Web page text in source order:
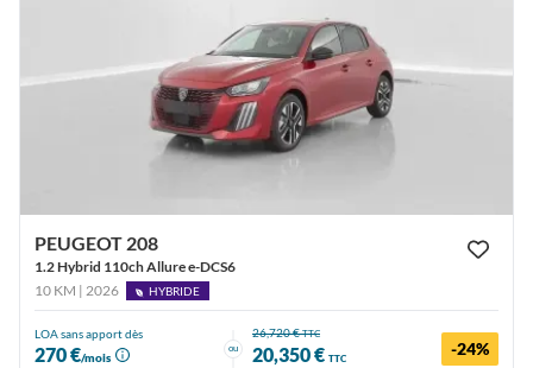
PEUGEOT 208
1.2 Hybrid 110ch Allure e-DCS6
10 KM | 2026
HYBRIDE
LOA sans apport dès
270 €/mois
ou
26,720 €TTC
20,350 € TTC -24%